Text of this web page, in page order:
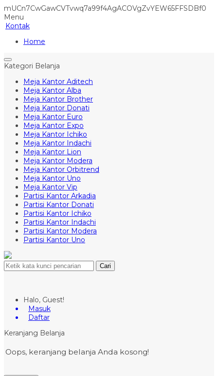
mUCn7CwGawCVTvwq7a99f4AgACOVgZvYEW65FFSDBf0
Menu
Kontak
Home
Kategori Belanja
Meja Kantor Aditech
Meja Kantor Alba
Meja Kantor Brother
Meja Kantor Donati
Meja Kantor Euro
Meja Kantor Expo
Meja Kantor Ichiko
Meja Kantor Indachi
Meja Kantor Lion
Meja Kantor Modera
Meja Kantor Orbitrend
Meja Kantor Uno
Meja Kantor Vip
Partisi Kantor Arkadia
Partisi Kantor Donati
Partisi Kantor Ichiko
Partisi Kantor Indachi
Partisi Kantor Modera
Partisi Kantor Uno
Cari
Halo, Guest!
Masuk
Daftar
Keranjang Belanja
Oops, keranjang belanja Anda kosong!